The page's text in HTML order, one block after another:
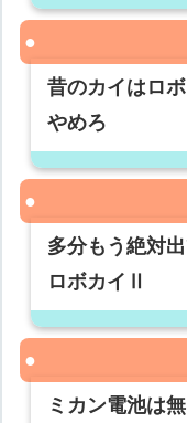
昔のカイはロ
やめろ
多分もう絶対
ロボカイⅡ
ミカン電池は